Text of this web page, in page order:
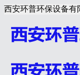
西安环普环保设备有